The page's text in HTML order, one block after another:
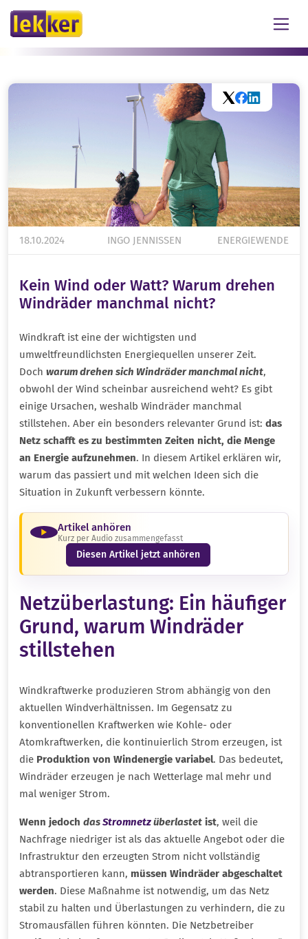
Skip to Content
TwitterFacebook
18.10.2024 INGO JENNISSEN ENERGIEWENDE
Kein Wind oder Watt? Warum drehen
Windräder manchmal nicht?
Windkraft ist eine der wichtigsten und
umweltfreundlichsten Energiequellen unserer Zeit.
Doch warum drehen sich Windräder manchmal nicht,
obwohl der Wind scheinbar ausreichend weht? Es gibt
einige Ursachen, weshalb Windräder manchmal
stillstehen. Aber ein besonders relevanter Grund ist: das
Netz schafft es zu bestimmten Zeiten nicht, die Menge
an Energie aufzunehmen. In diesem Artikel erklären wir,
warum das passiert und mit welchen Ideen sich die
Situation in Zukunft verbessern könnte.
Artikel anhören
Kurz per Audio zusammengefasst
Diesen Artikel jetzt anhören
Netzüberlastung: Ein häufiger
Grund, warum Windräder
stillstehen
Windkraftwerke produzieren Strom abhängig von den
aktuellen Windverhältnissen. Im Gegensatz zu
konventionellen Kraftwerken wie Kohle- oder
Atomkraftwerken, die kontinuierlich Strom erzeugen, ist
die Produktion von Windenergie variabel. Das bedeutet,
Windräder erzeugen je nach Wetterlage mal mehr und
mal weniger Strom.
Wenn jedoch dasStromnetzüberlastet ist, weil die
Nachfrage niedriger ist als das aktuelle Angebot oder die
Infrastruktur den erzeugten Strom nicht vollständig
abtransportieren kann, müssen Windräder abgeschaltet
werden. Diese Maßnahme ist notwendig, um das Netz
stabil zu halten und Überlastungen zu verhindern, die zu
Stromausfällen führen könnten. Die Netzbetreiber